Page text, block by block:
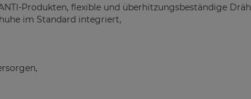
Produkten, flexible und überhitzungsbeständige
im Standard integriert,